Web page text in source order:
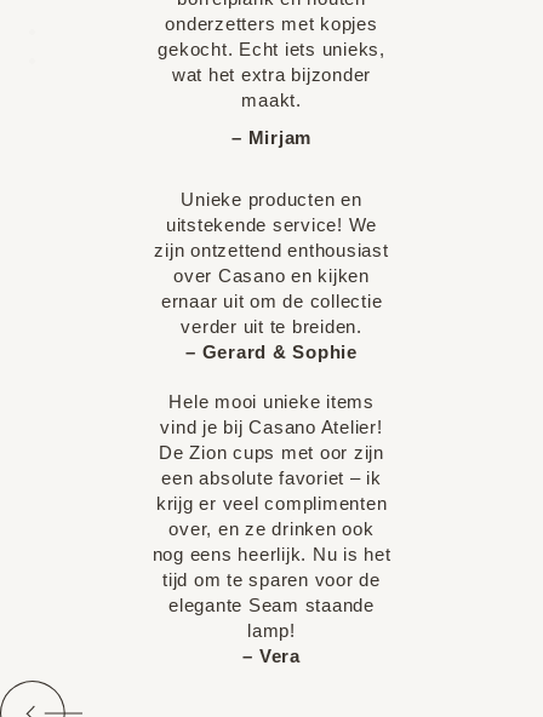
onderzetters met kopjes
gekocht. Echt iets unieks,
wat het extra bijzonder
maakt.
– Mirjam
Unieke producten en
uitstekende service! We
zijn ontzettend enthousiast
over Casano en kijken
ernaar uit om de collectie
verder uit te breiden.
– Gerard & Sophie
Hele mooi unieke items
vind je bij Casano Atelier!
De Zion cups met oor zijn
een absolute favoriet – ik
krijg er veel complimenten
over, en ze drinken ook
nog eens heerlijk. Nu is het
tijd om te sparen voor de
elegante Seam staande
lamp!
– Vera